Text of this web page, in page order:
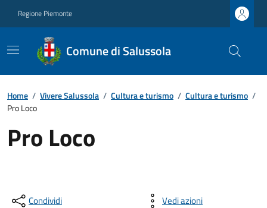
Regione Piemonte
Comune di Salussola
Home / Vivere Salussola / Cultura e turismo / Cultura e turismo /
Pro Loco
Pro Loco
Condividi Vedi azioni